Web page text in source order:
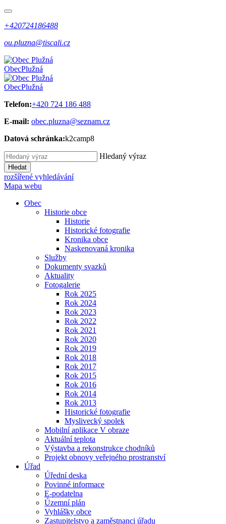
+420724186488
ou.pluzna@tiscali.cz
ObecPlužná
ObecPlužná
Telefon:+420 724 186 488
E-mail: obec.pluzna@seznam.cz
Datová schránka:k2camp8
Hledaný výraz
Hledat
rozšířené vyhledávání
Mapa webu
Obec
Historie obce
Historie
Historické fotografie
Kronika obce
Naskenovaná kronika
Služby
Dokumenty svazků
Aktuality
Fotogalerie
Rok 2025
Rok 2024
Rok 2023
Rok 2022
Rok 2021
Rok 2020
Rok 2019
Rok 2018
Rok 2017
Rok 2015
Rok 2016
Rok 2014
Rok 2013
Historické fotografie
Myslivecký spolek
Mobilní aplikace V obraze
Aktuální teplota
Výstavba a rekonstrukce chodníků
Projekt obnovy veřejného prostranství
Úřad
Úřední deska
Povinné informace
E-podatelna
Územní plán
Vyhlášky obce
Zastupitelstvo a zaměstnanci úřadu